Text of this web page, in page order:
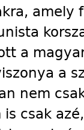
a
a
nem
csak